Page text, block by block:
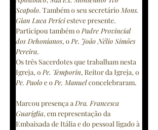
Scapolo. Também o seu secretário Mons.
Gian Luca Perici esteve presente.
Participou também o Padre Provincial
dos Dehonianos, o Pe. João Nélio Simões
Pereira.
Os três Sacerdotes que trabalham nesta
Igreja, o Pe. Temporin, Reitor da Igreja, o
Pe. Paolo e o Pe. Manuel concelebraram.
Marcou presença a Dra. Francesca
Guariglia, em representação da
Embaixada de Itália e do pessoal ligado à